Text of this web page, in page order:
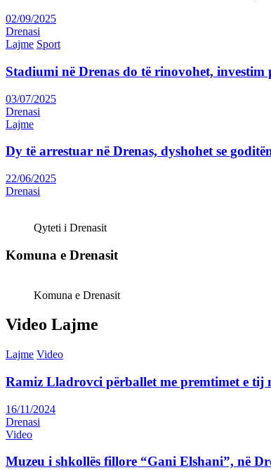
02/09/2025
Drenasi
Lajme Sport
Stadiumi në Drenas do të rinovohet,
03/07/2025
Drenasi
Lajme
Dy të arrestuar në Drenas, dyshohet se
22/06/2025
Drenasi
Qyteti i Drenasit
Komuna e Drenasit
Komuna e Drenasit
Video Lajme
Lajme Video
Ramiz Lladrovci përballet me premtimet e tij
16/11/2024
Drenasi
Video
Muzeu i shkollës fillore “Gani Elshani”, në